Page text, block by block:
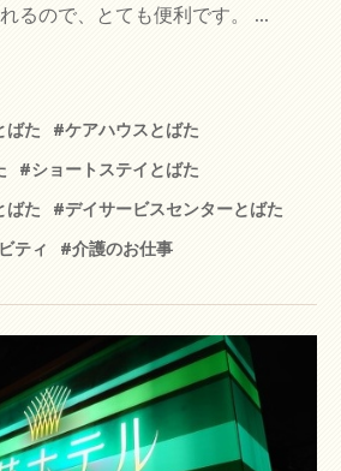
るので、とても便利です。 ...
ばた
#ケアハウスとばた
#ショートステイとばた
ばた
#デイサービスセンターとばた
ティ #介護のお仕事